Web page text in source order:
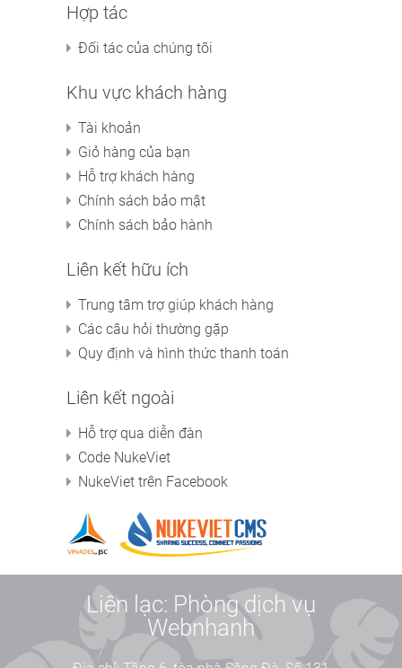
Hợp tác
Đối tác của chúng tôi
Khu vực khách hàng
Tài khoản
Giỏ hàng của bạn
Hỗ trợ khách hàng
Chính sách bảo mật
Chính sách bảo hành
Liên kết hữu ích
Trung tâm trợ giúp khách hàng
Các câu hỏi thường gặp
Quy định và hình thức thanh toán
Liên kết ngoài
Hỗ trợ qua diễn đàn
Code NukeViet
NukeViet trên Facebook
Liên lạc: Phòng dịch vụ
Webnhanh